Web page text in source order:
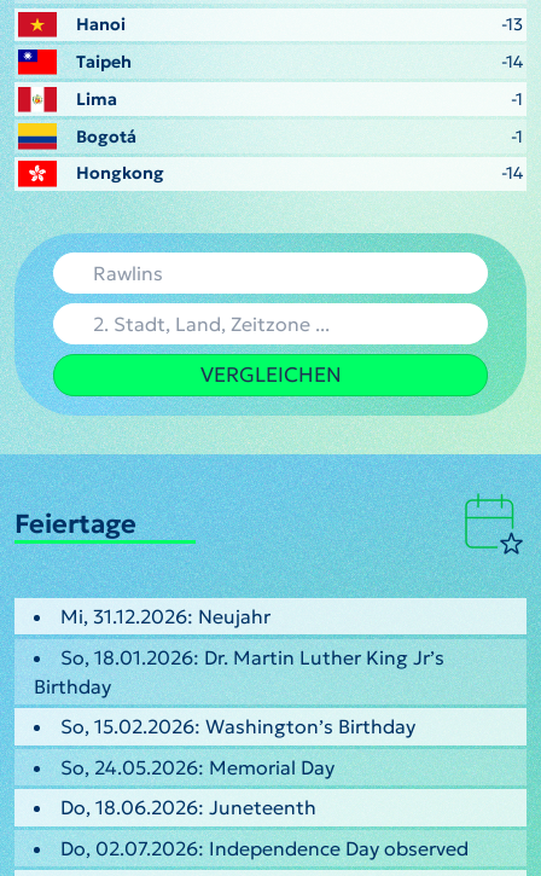
Hanoi
-13
Taipeh
-14
Lima
-1
Bogotá
-1
Hongkong
-14
VERGLEICHEN
Feiertage
Mi, 31.12.2026: Neujahr
So, 18.01.2026: Dr. Martin Luther King Jr’s
Birthday
So, 15.02.2026: Washington’s Birthday
So, 24.05.2026: Memorial Day
Do, 18.06.2026: Juneteenth
Do, 02.07.2026: Independence Day observed